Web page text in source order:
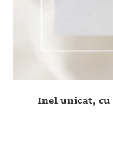
Inel unicat,